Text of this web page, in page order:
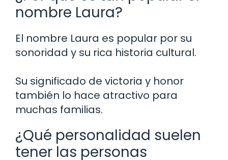
nombre Laura?
El nombre Laura es popular por su
sonoridad y su rica historia cultural.
Su significado de victoria y honor
también lo hace atractivo para
muchas familias.
¿Qué personalidad suelen
tener las personas